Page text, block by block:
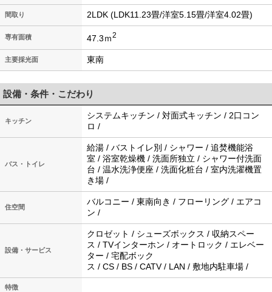
間取り 2LDK (LDK11.23畳/洋室5.15畳/洋室4.02畳)
専有面積 47.3ｍ2
主要採光面 東南
設備・条件・こだわり
キッチン
システムキッチン / 対面式キッチン / 2口コン
ロ /
バス・トイレ
給湯 / バストイレ別 / シャワー / 追焚機能浴
室 / 浴室乾燥機 / 洗面所独立 / シャワー付洗面
台 / 温水洗浄便座 / 洗面化粧台 / 室内洗濯機置
き場 /
住空間
バルコニー / 東南向き / フローリング / エアコ
ン /
設備・サービス
クロゼット / シューズボックス / 収納スペー
ス / TVインターホン / オートロック / エレベー
ター / 宅配ボック
ス / CS / BS / CATV / LAN / 敷地内駐車場 /
特徴